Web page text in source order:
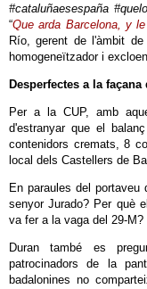
#cataluñaesespaña
“Que arda Barcelona, y
Río, gerent de l'àmbit
homogeneïtzador i
Desperfectes a la
Per a la CUP, amb
d'estranyar que el
contenidors cremats, 8
local dels Castellers de
En paraules del portaveu
senyor Jurado? Per què
va fer a la vaga del 29-
Duran també es
patrocinadors de la
badalonines no